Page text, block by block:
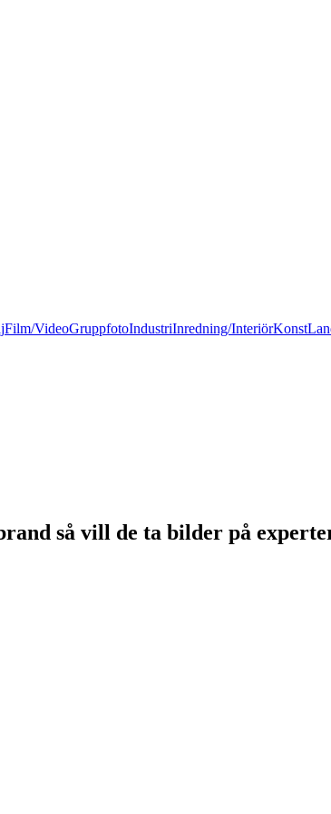
Film/VideoGruppfotoIndustriInredning/InteriörKonst
så vill de ta bilder på